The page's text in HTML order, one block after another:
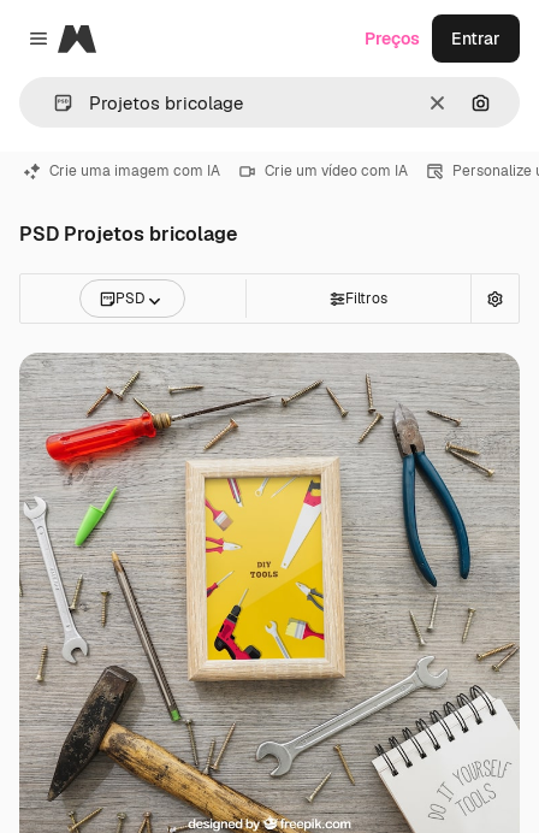
Close menu
Magnific
Limpar
Preços Entrar
Crie uma imagem com IA Crie um vídeo com IA Personalize
PSD Projetos bricolage
PSD Filtros